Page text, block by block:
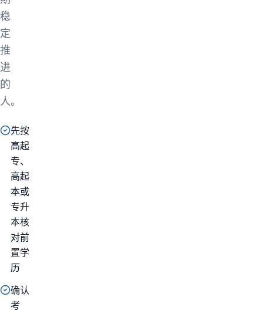
稳
定
推
进
的
人。
先按
高起
专、
高起
本或
专升
本核
对前
置学
历
确认
考